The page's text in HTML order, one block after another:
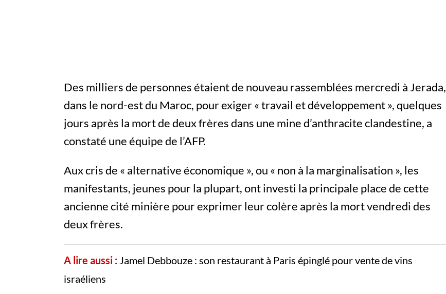
Des milliers de personnes étaient de nouveau rassemblées mercredi à Jerada,
dans le nord-est du Maroc, pour exiger « travail et développement », quelques
jours après la mort de deux frères dans une mine d’anthracite clandestine, a
constaté une équipe de l’AFP.
Aux cris de « alternative économique », ou « non à la marginalisation », les
manifestants, jeunes pour la plupart, ont investi la principale place de cette
ancienne cité minière pour exprimer leur colère après la mort vendredi des
deux frères.
A lire aussi : Jamel Debbouze : son restaurant à Paris épinglé pour vente de vins
israéliens